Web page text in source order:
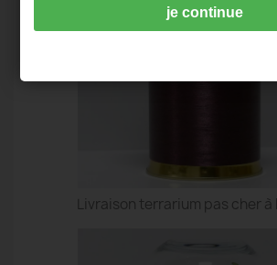
Livraison terrarium pas cher à
je continue